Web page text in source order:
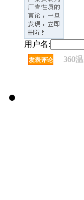
用户名:
发表评论 360温